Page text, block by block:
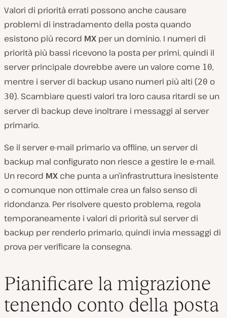
Valori di priorità errati possono anche causare
problemi di instradamento della posta quando
esistono più record MX per un dominio. I numeri di
priorità più bassi ricevono la posta per primi, quindi il
server principale dovrebbe avere un valore come 10,
mentre i server di backup usano numeri più alti (20 o
30). Scambiare questi valori tra loro causa ritardi se un
server di backup deve inoltrare i messaggi al server
primario.
Se il server e-mail primario va offline, un server di
backup mal configurato non riesce a gestire le e-mail.
Un record MX che punta a un’infrastruttura inesistente
o comunque non ottimale crea un falso senso di
ridondanza. Per risolvere questo problema, regola
temporaneamente i valori di priorità sul server di
backup per renderlo primario, quindi invia messaggi di
prova per verificare la consegna.
Pianificare la migrazione
tenendo conto della posta